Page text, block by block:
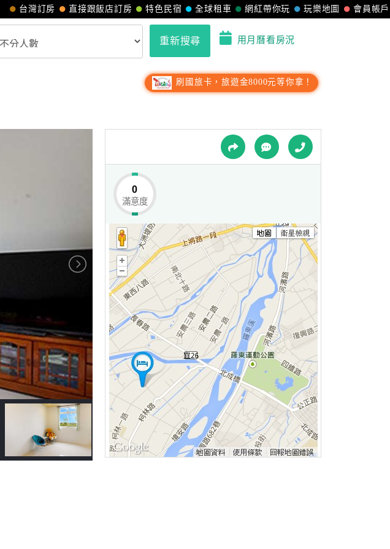
會員帳戶
玩樂地圖
網紅帶你玩
全球租車
特色民宿
直接跟飯店訂房
台灣訂房
重新搜尋 用月曆看房況
刷國旅卡，旅遊金8000元等你拿！
0
滿意度